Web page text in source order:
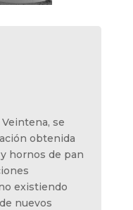
se
obtenida
hornos de pan
existiendo
nuevos